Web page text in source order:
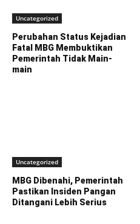
Uncategorized
Perubahan Status Kejadian
Fatal MBG Membuktikan
Pemerintah Tidak Main-
main
Uncategorized
MBG Dibenahi, Pemerintah
Pastikan Insiden Pangan
Ditangani Lebih Serius